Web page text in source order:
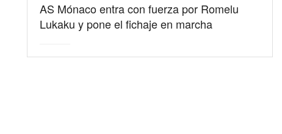
AS Mónaco entra con fuerza por Romelu
Lukaku y pone el fichaje en marcha